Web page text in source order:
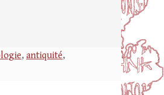
, antiquité,